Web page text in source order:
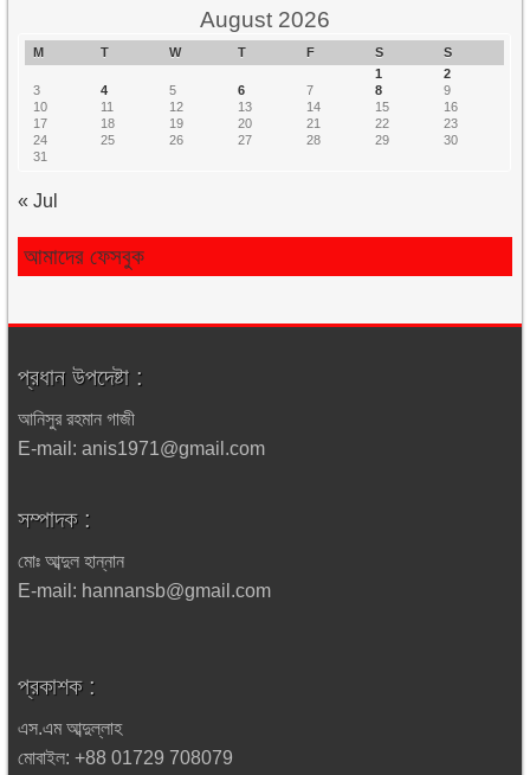
August 2026
M T W T F S
S
1
2
3
4 5 6 7 8
9
10
11 12 13 14 15
16
17
18 19 20 21 22
23
24
25 26 27 28 29
30
31
« Jul
আমাদের ফেসবুক
প্রধান উপদেষ্টা :
আনিসুর রহমান গাজী
E-mail: anis1971@gmail.com
সম্পাদক :
মোঃ আব্দুল হান্নান
E-mail: hannansb@gmail.com
প্রকাশক :
এস.এম আব্দুল্লাহ
মোবাইল: +88 01729 708079